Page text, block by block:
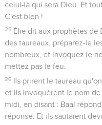
celui-là qui sera Dieu. Et
C'est bien !
25 Élie dit aux prophètes de
des taureaux, préparez-le
nombreux, et invoquez le
mettez pas le feu.
26 Ils prirent le taureau
et ils invoquèrent le nom
midi, en disant : Baal
réponse. Et ils sautaient